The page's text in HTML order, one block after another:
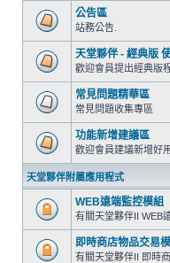
公告區
站務公告.
天堂夥伴 - 經典版
歡迎會員提出經典版
常見問題精華區
常見問題收集專區
功能新增建議區
歡迎會員建議新增好
天堂夥伴附屬應用程式
WEB遠端監控模組
有關天堂夥伴II WEB
即時商店物品交易
有關天堂夥伴II 即時